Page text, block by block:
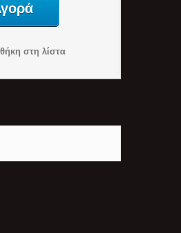
στη λίστα